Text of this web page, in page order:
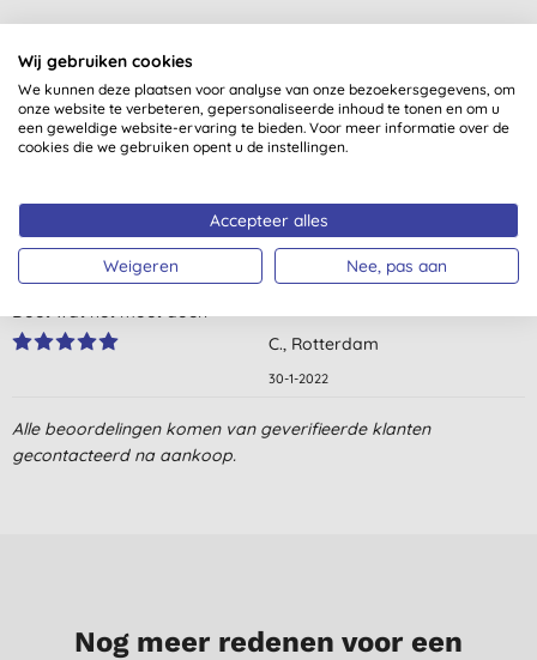
Klantbeoordelingen
5,0 van 5 ( 3 beoordelingen
I. B., Rotterdam
Doet wat het moet doen
C., Rotterdam
30-1-2022
Fijne scheerolie. Werkt goed in combinatie met een 'echt'
scheermes. Spoelt niet meteen weg als je het onder de douche
Alle beoordelingen komen van geverifieerde klanten
gecontacteerd na aankoop.
Nog meer redenen voor een
Wij gebruiken cookies
We kunnen deze plaatsen voor analyse van onze bezoekersgegevens, om
onze website te verbeteren, gepersonaliseerde inhoud te tonen en om u
een geweldige website-ervaring te bieden. Voor meer informatie over de
cookies die we gebruiken opent u de instellingen.
Accepteer alles
Weigeren Nee, pas aan